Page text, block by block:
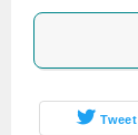
Tweet